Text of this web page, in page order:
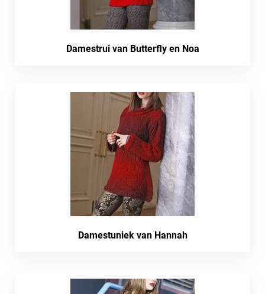
Damestrui van Butterfly en Noa
Damestuniek van Hannah